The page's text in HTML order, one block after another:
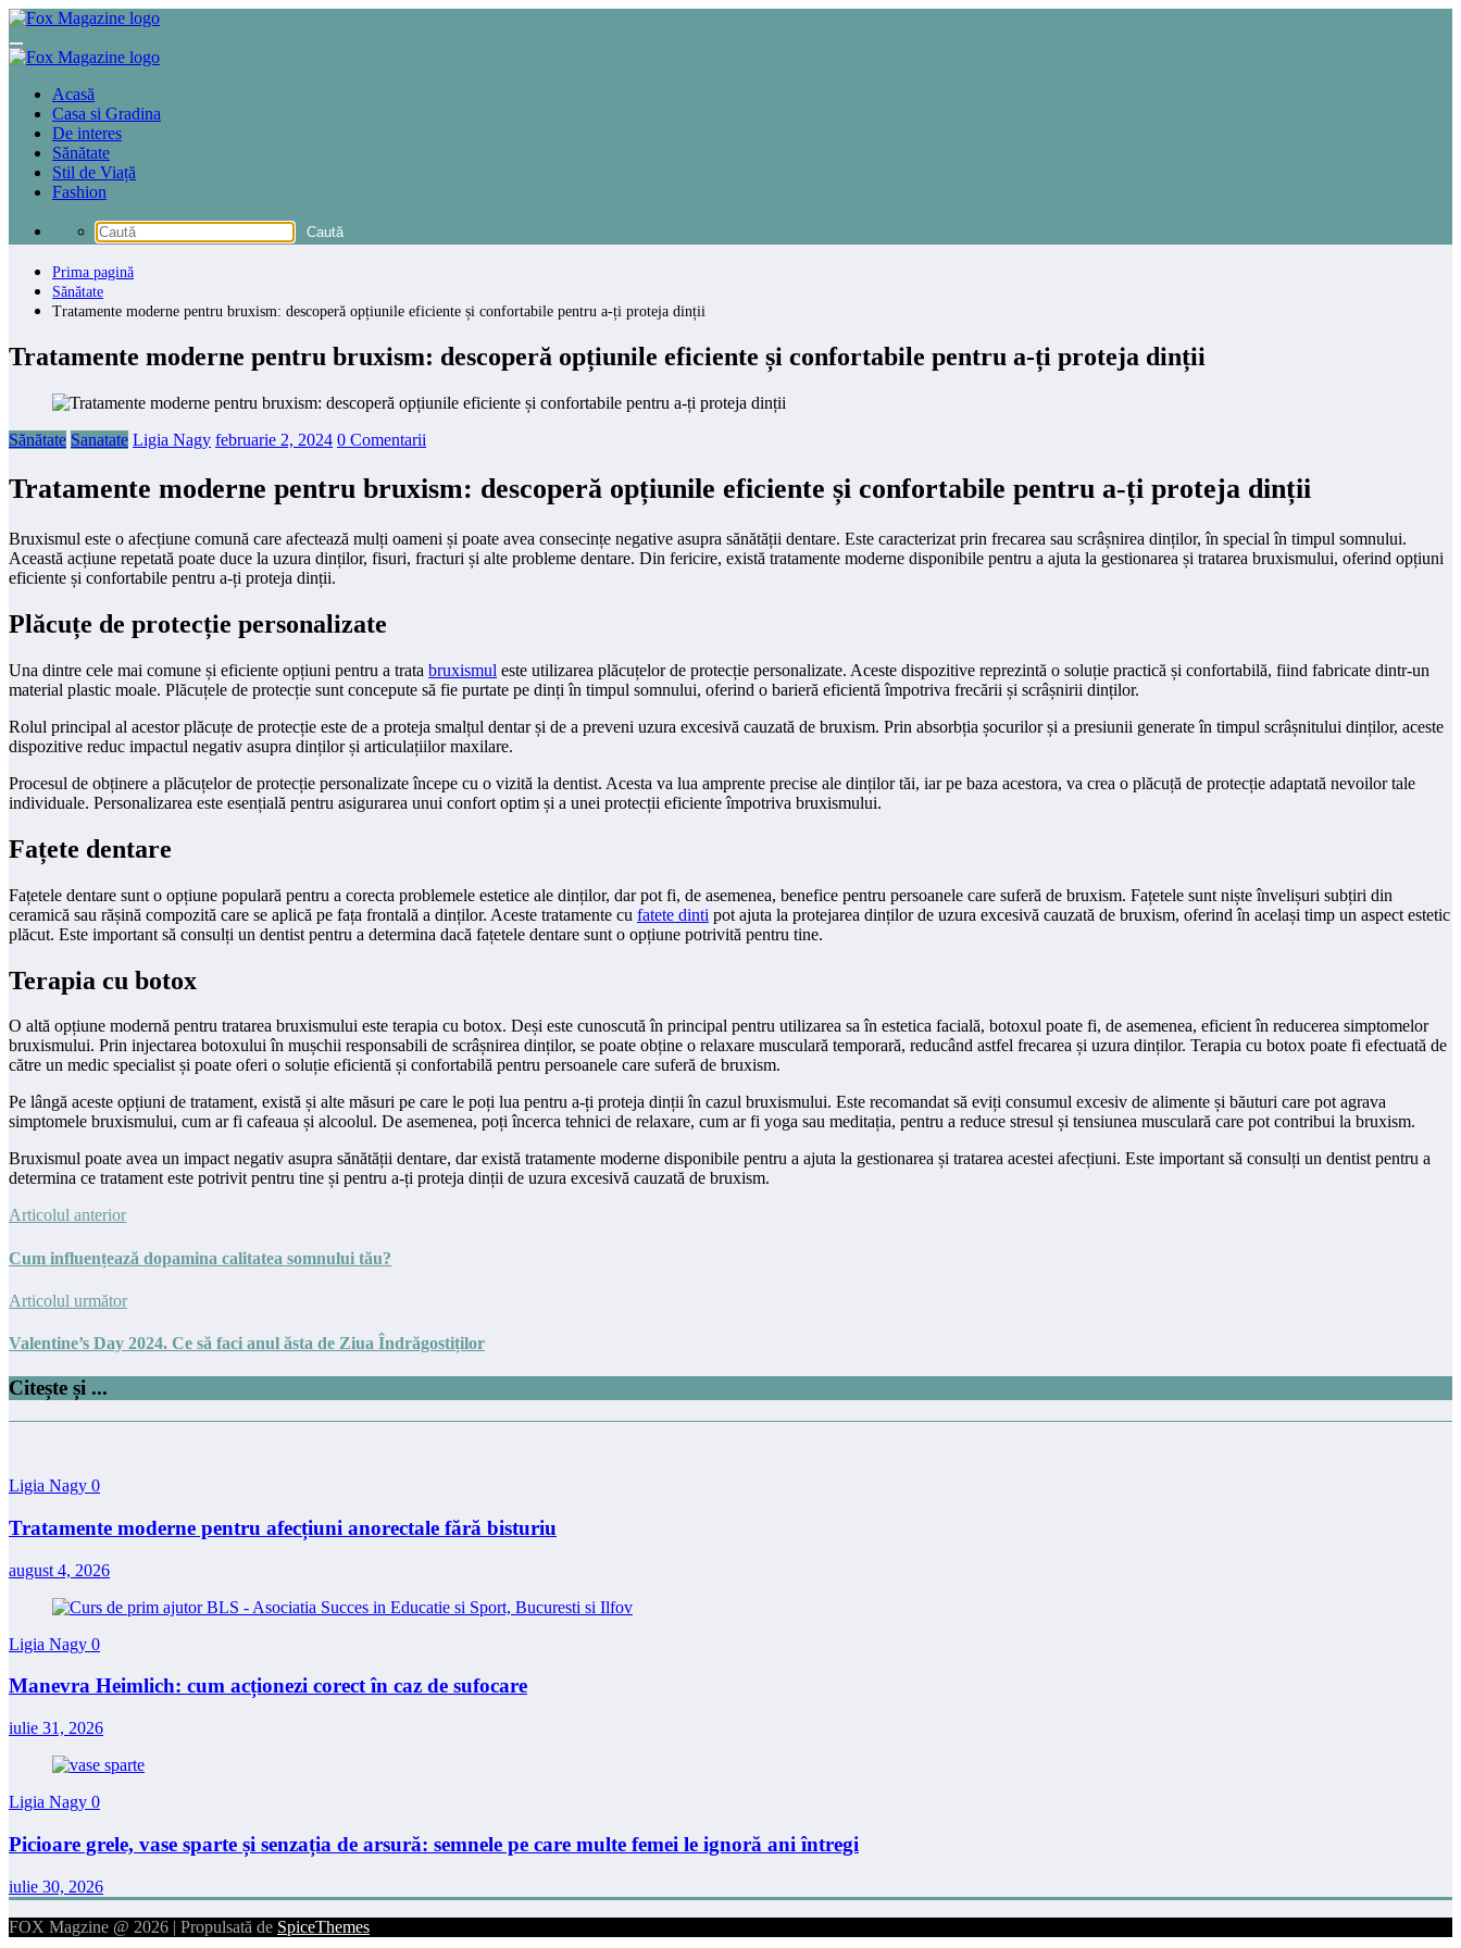
Sari
conținut
Acasă
Casa si Gradina
De interes
Sănătate
Stil de Viață
Fashion
Prima pagină
Sănătate
Tratamente moderne pentru bruxism: descoperă opțiunile eficiente și confortabile pentru a-ți proteja dinții
Tratamente moderne pentru bruxism: descoperă opțiunile eficiente și confortabile pentru a-ți proteja dinții
Sănătate Sanatate Ligia Nagy februarie 2, 2024 0 Comentarii
Tratamente moderne pentru bruxism: descoperă opțiunile eficiente și confortabile pentru a-ți proteja dinții
Bruxismul este o afecțiune comună care afectează mulți oameni și poate avea consecințe negative asupra sănătății dentare. Este caracterizat prin frecarea sau scrâșnirea dinților, în special în timpul somnului.
Această acțiune repetată poate duce la uzura dinților, fisuri, fracturi și alte probleme dentare. Din fericire, există tratamente moderne disponibile pentru a ajuta la gestionarea și tratarea bruxismului, oferind opțiuni
eficiente și confortabile pentru a-ți proteja dinții.
Plăcuțe de protecție personalizate
Una dintre cele mai comune și eficiente opțiuni pentru a trata bruxismul este utilizarea plăcuțelor de protecție personalizate. Aceste dispozitive reprezintă o soluție practică și confortabilă, fiind fabricate dintr-un
material plastic moale. Plăcuțele de protecție sunt concepute să fie purtate pe dinți în timpul somnului, oferind o barieră eficientă împotriva frecării și scrâșnirii dinților.
Rolul principal al acestor plăcuțe de protecție este de a proteja smalțul dentar și de a preveni uzura excesivă cauzată de bruxism. Prin absorbția șocurilor și a presiunii generate în timpul scrâșnitului dinților, aceste
dispozitive reduc impactul negativ asupra dinților și articulațiilor maxilare.
Procesul de obținere a plăcuțelor de protecție personalizate începe cu o vizită la dentist. Acesta va lua amprente precise ale dinților tăi, iar pe baza acestora, va crea o plăcuță de protecție adaptată nevoilor tale
individuale. Personalizarea este esențială pentru asigurarea unui confort optim și a unei protecții eficiente împotriva bruxismului.
Fațete dentare
Fațetele dentare sunt o opțiune populară pentru a corecta problemele estetice ale dinților, dar pot fi, de asemenea, benefice pentru persoanele care suferă de bruxism. Fațetele sunt niște învelișuri subțiri din
ceramică sau rășină compozită care se aplică pe fața frontală a dinților. Aceste tratamente cu fatete dinti pot ajuta la protejarea dinților de uzura excesivă cauzată de bruxism, oferind în același timp un aspect estetic
plăcut. Este important să consulți un dentist pentru a determina dacă fațetele dentare sunt o opțiune potrivită pentru tine.
Terapia cu botox
O altă opțiune modernă pentru tratarea bruxismului este terapia cu botox. Deși este cunoscută în principal pentru utilizarea sa în estetica facială, botoxul poate fi, de asemenea, eficient în reducerea simptomelor
bruxismului. Prin injectarea botoxului în mușchii responsabili de scrâșnirea dinților, se poate obține o relaxare musculară temporară, reducând astfel frecarea și uzura dinților. Terapia cu botox poate fi efectuată de
către un medic specialist și poate oferi o soluție eficientă și confortabilă pentru persoanele care suferă de bruxism.
Pe lângă aceste opțiuni de tratament, există și alte măsuri pe care le poți lua pentru a-ți proteja dinții în cazul bruxismului. Este recomandat să eviți consumul excesiv de alimente și băuturi care pot agrava
simptomele bruxismului, cum ar fi cafeaua și alcoolul. De asemenea, poți încerca tehnici de relaxare, cum ar fi yoga sau meditația, pentru a reduce stresul și tensiunea musculară care pot contribui la bruxism.
Bruxismul poate avea un impact negativ asupra sănătății dentare, dar există tratamente moderne disponibile pentru a ajuta la gestionarea și tratarea acestei afecțiuni. Este important să consulți un dentist pentru a
determina ce tratament este potrivit pentru tine și pentru a-ți proteja dinții de uzura excesivă cauzată de bruxism.
Articolul anterior
Cum influențează dopamina calitatea somnului tău?
Articolul următor
Valentine’s Day 2024. Ce să faci anul ăsta de Ziua Îndrăgostiților
Citește și ...
Ligia Nagy 0
Tratamente moderne pentru afecțiuni anorectale fără bisturiu
august 4, 2026
Ligia Nagy 0
Manevra Heimlich: cum acționezi corect în caz de sufocare
iulie 31, 2026
Ligia Nagy 0
Picioare grele, vase sparte și senzația de arsură: semnele pe care multe femei le ignoră ani întregi
iulie 30, 2026
FOX Magzine @ 2026 | Propulsată de SpiceThemes